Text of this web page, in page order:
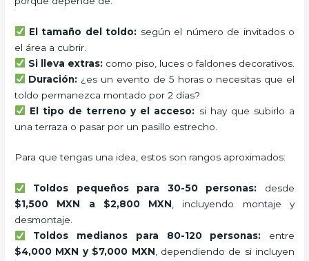
El tamaño del toldo: según el número de invitados o
el área a cubrir.
Si lleva extras:como piso, luces o faldones decorativos.
Duración: ¿es un evento de 5 horas o necesitas que el
toldo permanezca montado por 2 días?
El tipo de terreno y el acceso: si hay que subirlo a
una terraza o pasar por un pasillo estrecho.
Para que tengas una idea, estos son rangos aproximados:
Toldos pequeños para 30-50 personas: desde
$1,500 MXN a $2,800 MXN, incluyendo montaje y
desmontaje.
Toldos medianos para 80-120 personas: entre
$4,000 MXN y $7,000 MXN, dependiendo de si incluyen